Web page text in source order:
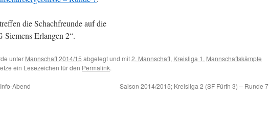
die Schachfreunde auf die
Siemens Erlangen 2“.
unter Mannschaft 2014/15 abgelegt und mit2. Mannschaft, Kreisliga 1 , Mannschaftskämpfe
ein Lesezeichen für den Permalink.
Abend Saison 2014/2015; Kreisliga 2 (SF Fürth 3) – Runde 7